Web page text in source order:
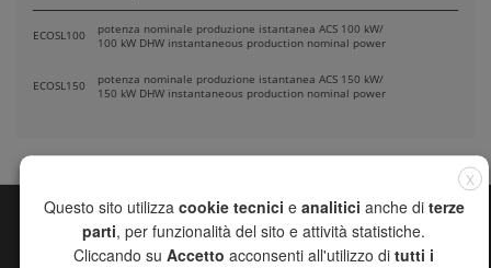
ECOSL100
potenza nominale produzione istantanea ACS 100 kW/
100 kW DHW instantaneous production nominal power
ECOSL150
potenza nominale produzione istantanea ACS 150 kW/
150 kW DHW instantaneous production nominal power
MAPPA DEL SITO
X
Questo sito utilizza cookie tecnici e analitici anche di terze
parti, per funzionalità del sito e attività statistiche.
Cliccando su Accetto acconsenti all'utilizzo di tutti i